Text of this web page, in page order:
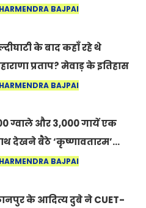
योग दिवस 2026 पर
BAJPAI
के बाद कहाँ रहे थे
प्रताप? मेवाड़ के इतिहास
वह अनकहा अध्याय जो आज भी
BAJPAI
ग्वाले और 3,000 गायें एक
देखने बैठे ‘कृष्णावतारम’…
में दिखा ऐसा नज़ारा कि
सकते हैं”
BAJPAI
के आदित्य दुबे ने CUET-